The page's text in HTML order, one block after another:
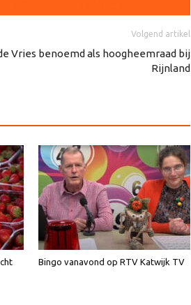
Volgend artikel
Vries benoemd als hoogheemraad bij
Rijnland
Bingo vanavond op RTV Katwijk TV